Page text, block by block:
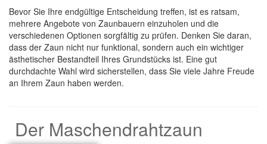
Bevor Sie Ihre endgültige Entscheidung treffen, ist es ratsam,
mehrere Angebote von Zaunbauern einzuholen und die
verschiedenen Optionen sorgfältig zu prüfen. Denken Sie daran,
dass der Zaun nicht nur funktional, sondern auch ein wichtiger
ästhetischer Bestandteil Ihres Grundstücks ist. Eine gut
durchdachte Wahl wird sicherstellen, dass Sie viele Jahre Freude
an Ihrem Zaun haben werden.
Der Maschendrahtzaun